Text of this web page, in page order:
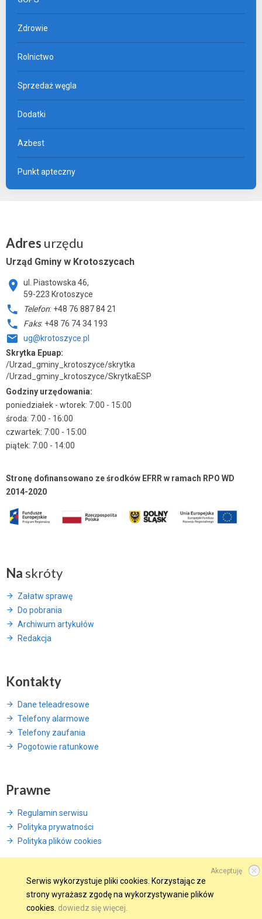
Zdrowie
Rolnictwo
Sprzedaż węgla
Dodatki
Azbest
Punkt apteczny
Adres urzędu
Urząd Gminy w Krotoszycach
ul. Piastowska 46,
59-223 Krotoszyce
Telefon: +48 76 887 84 21
Faks: +48 76 74 34 193
ug@krotoszyce.pl
Skrytka Epuap:
/Urzad_gminy_krotoszyce/skrytka
/Urzad_gminy_krotoszyce/SkrytkaESP
Godziny urzędowania:
poniedziałek - wtorek: 7:00 - 15:00
środa: 7:00 - 16:00
czwartek: 7:00 - 15:00
piątek: 7:00 - 14:00
Stronę dofinansowano ze środków EFRR w ramach RPO WD
2014-2020
Na skróty
Załatw sprawę
Do pobrania
Archiwum artykułów
Redakcja
Kontakty
Dane teleadresowe
Telefony alarmowe
Telefony zaufania
Pogotowie ratunkowe
Prawne
Regulamin serwisu
Polityka prywatności
Polityka plików cookies
© 2015 Wszelkie prawa zastrzeżone.
WINDWEB - Strony Internetowe
Akceptuję
Serwis wykorzystuje pliki cookies. Korzystając ze
strony wyrażasz zgodę na wykorzystywanie plików
cookies. dowiedz się więcej.